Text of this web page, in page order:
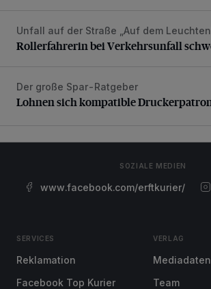
Rollerfahrerin bei Verkehrsunfall schwer
Unfall auf der Straße „Auf dem
Rollerfahrerin bei Verkehrsunfall
Lohnen sich kompatible
Der große Spar-Ratgeber
Lohnen sich kompatible
SOZIALE MEDIEN
www.facebook.com/erftkurier/
SERVICES
Reklamation
Facebook Top Kurier
VERLAG
Mediadaten
Team